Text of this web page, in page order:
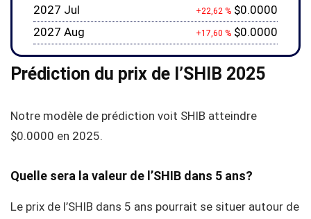
2027 Jul
+22,62 % $0.0000
2027 Aug
+17,60 % $0.0000
Prédiction du prix de l’SHIB 2025
Notre modèle de prédiction voit SHIB atteindre
$0.0000 en 2025.
Quelle sera la valeur de l’SHIB dans 5 ans?
Le prix de l’SHIB dans 5 ans pourrait se situer autour de